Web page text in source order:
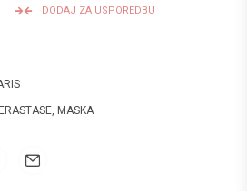
DODAJ ZA USPOREDBU
, MASKA